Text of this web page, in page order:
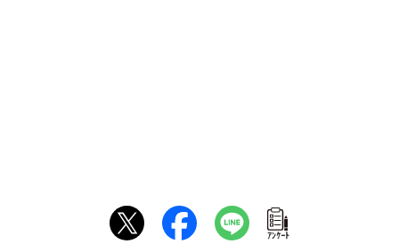
ｱﾝｹｰﾄ